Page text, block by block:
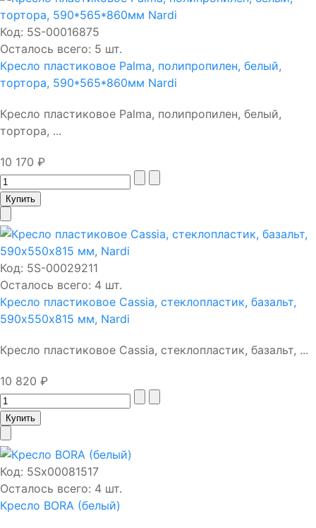
Код: 5S-00016875
Осталось всего: 5 шт.
Кресло пластиковое Palma, полипропилен, белый,
тортора, 590*565*860мм Nardi
Кресло пластиковое Palma, полипропилен, белый,
тортора, ...
10 170 ₽
Код: 5S-00029211
Осталось всего: 4 шт.
Кресло пластиковое Cassia, стеклопластик, базальт,
590х550х815 мм, Nardi
Кресло пластиковое Cassia, стеклопластик, базальт, ...
10 820 ₽
Код: 5Sх00081517
Осталось всего: 4 шт.
Кресло BORA (белый)